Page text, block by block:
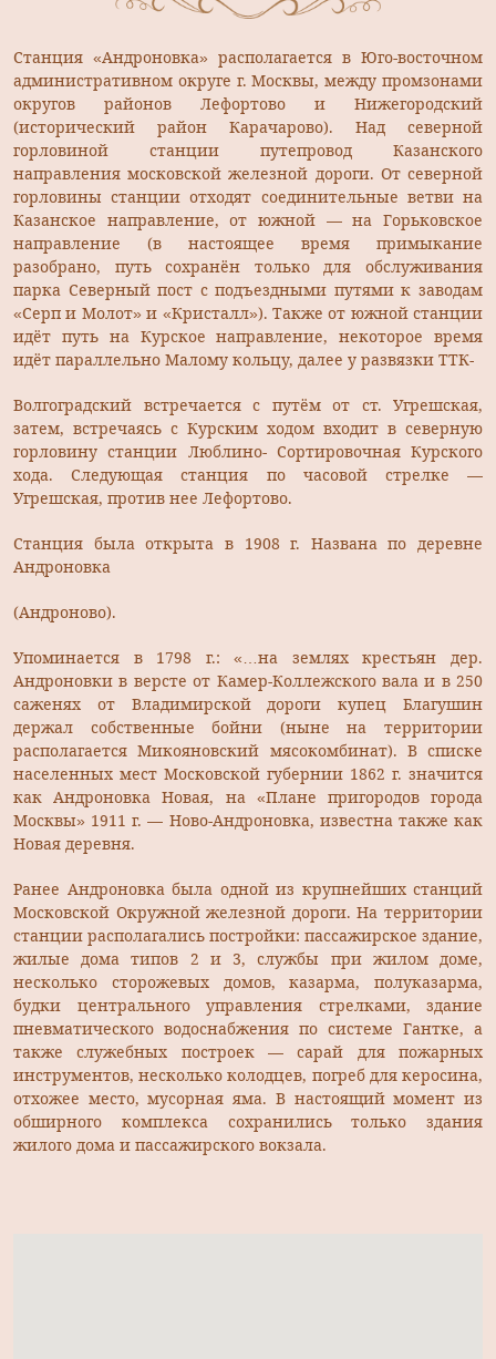
Станция «Андроновка» располагается в Юго-восточном
административном округе г. Москвы, между промзонами
округов районов Лефортово и Нижегородский
(исторический район Карачарово). Над северной
горловиной станции путепровод Казанского
направления московской железной дороги. От северной
горловины станции отходят соединительные ветви на
Казанское направление, от южной — на Горьковское
направление (в настоящее время примыкание
разобрано, путь сохранён только для обслуживания
парка Северный пост с подъездными путями к заводам
«Серп и Молот» и «Кристалл»). Также от южной станции
идёт путь на Курское направление, некоторое время
идёт параллельно Малому кольцу, далее у развязки ТТК-
Волгоградский встречается с путём от ст. Угрешская,
затем, встречаясь с Курским ходом входит в северную
горловину станции Люблино- Сортировочная Курского
хода. Следующая станция по часовой стрелке —
Угрешская, против нее Лефортово.
Станция была открыта в 1908 г. Названа по деревне
Андроновка
(Андроново).
Упоминается в 1798 г.: «…на землях крестьян дер.
Андроновки в версте от Камер-Коллежского вала и в 250
саженях от Владимирской дороги купец Благушин
держал собственные бойни (ныне на территории
располагается Микояновский мясокомбинат). В списке
населенных мест Московской губернии 1862 г. значится
как Андроновка Новая, на «Плане пригородов города
Москвы» 1911 г. — Ново-Андроновка, известна также как
Новая деревня.
Ранее Андроновка была одной из крупнейших станций
Московской Окружной железной дороги. На территории
станции располагались постройки: пассажирское здание,
жилые дома типов 2 и 3, службы при жилом доме,
несколько сторожевых домов, казарма, полуказарма,
будки центрального управления стрелками, здание
пневматического водоснабжения по системе Гантке, а
также служебных построек — сарай для пожарных
инструментов, несколько колодцев, погреб для керосина,
отхожее место, мусорная яма. В настоящий момент из
обширного комплекса сохранились только здания
жилого дома и пассажирского вокзала.